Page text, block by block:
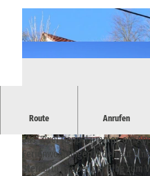
© Kathleen Krenz | CC-BY-SA
Route Anrufen
2017/2018 bauten wir unser
aus. Zwei Doppelzimmer, ein
Ferienwohnungen laden auf
Steinbruchs über der Elbe zum